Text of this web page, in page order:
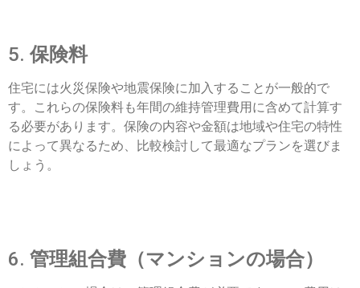
5. 保険料
住宅には火災保険や地震保険に加入することが一般的で
す。これらの保険料も年間の維持管理費用に含めて計算す
る必要があります。保険の内容や金額は地域や住宅の特性
によって異なるため、比較検討して最適なプランを選びま
しょう。
6. 管理組合費（マンションの場合）